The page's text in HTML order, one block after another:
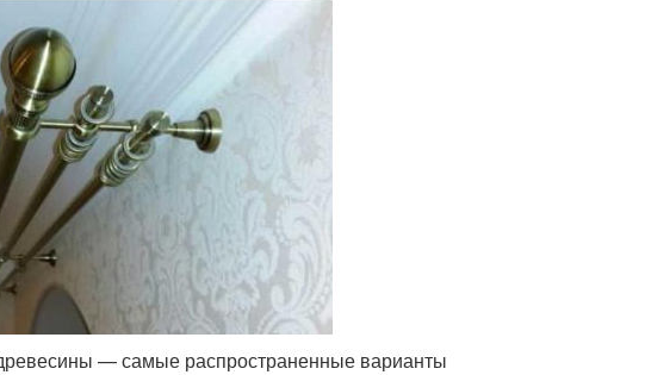
— самые распространенные варианты